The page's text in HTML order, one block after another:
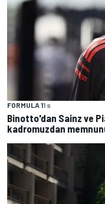
FORMULA 11 s
Binotto'dan Sainz ve
kadromuzdan